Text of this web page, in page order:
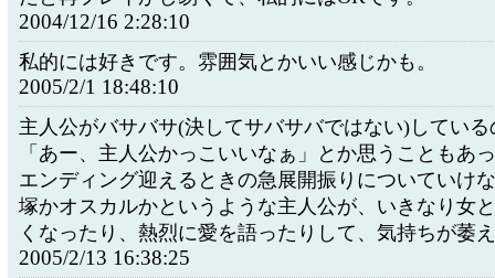
2004/12/16 2:28:10
私的には好きです。雰囲気とかいい感じかも。
2005/2/1 18:48:10
主人公がバサバサ(決してサバサバではない)してい
「あー、主人公かっこいいなぁ」とか思うこともあ
エンディング迎えるときの急展開振りについていけ
塚かオスカルかというような主人公が、いきなり女
くなったり、熱烈に愛を語ったりして、気持ちが萎
2005/2/13 16:38:25